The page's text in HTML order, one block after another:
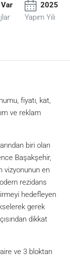
Var
2025
Yapım Yılı
fiyatı, kat,
ve reklam
biri olan
Başakşehir,
vizyonunun en
rezidans
hedefleyen
gerek
dikkat
ve 3 bloktan